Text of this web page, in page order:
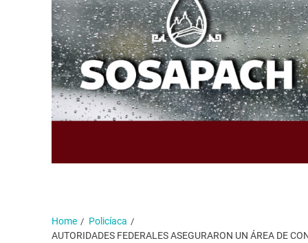
Home
Policíaca
AUTORIDADES FEDERALES ASEGURARON UN ÁREA DE